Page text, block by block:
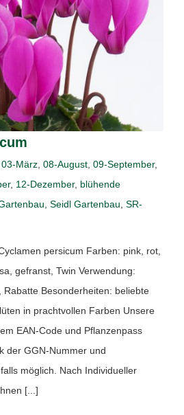
03-März, 08-August, 09-September,
, 12-Dezember, blühende
, Seidl Gartenbau, SR-
persicum Farben: pink, rot,
gefranst, Twin Verwendung:
Rabatte Besonderheiten: beliebte
in prachtvollen Farben Unsere
EAN-Code und Pflanzenpass
der GGN-Nummer und
möglich. Nach Individueller
[...]